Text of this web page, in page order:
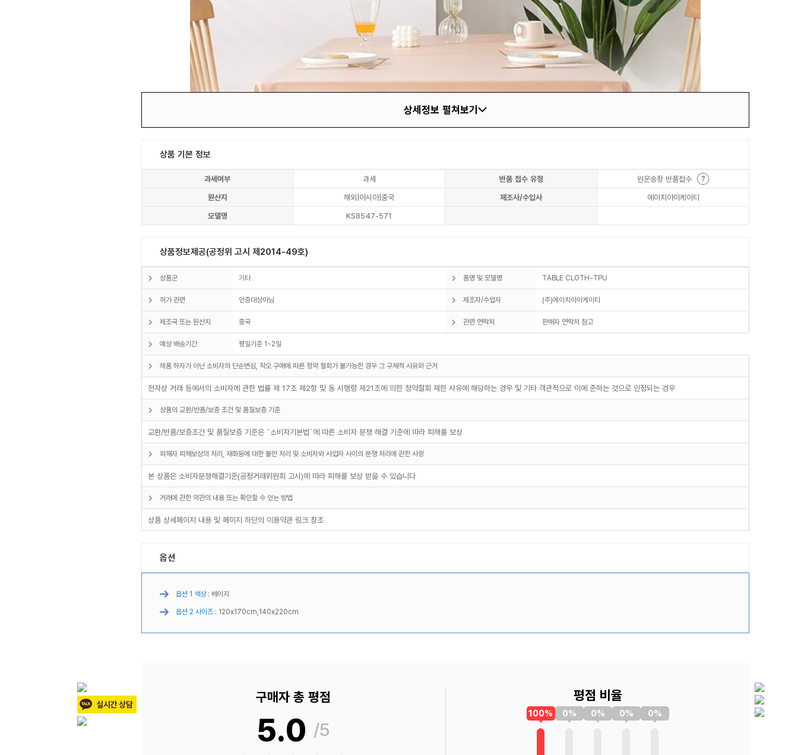
상세정보 펼쳐보기
상품 기본 정보
과세여부 과세 반품 접수 유형
원운송장 반품접수
원산지
해외|아시아|중국 제조사/수입사
에이치아이케이티
모델명
KS8547-571
상품정보제공(공정위 고시 제2014-49호)
상품군 기타 품명 및 모델명 TABLE CLOTH-TPU
허가 관련 인증대상아님 제조자/수입자 (주)에이치아이케이티
제조국 또는 원산지 중국 관련 연락처 판매자 연락처 참고
예상 배송기간 평일기준 1~2일
제품 하자가 아닌 소비자의 단순변심, 착오 구매에 따른 청약 철회가 불가능한 경우 그 구체적 사유와 근거
전자상 거래 등에서의 소비자에 관한 법률 제 17조 제2항 및 동 시행령 제21조에 의한 청약철회 제한 사유에 해당하는 경우 및 기타 객관적으로 이에 준하는 것으로 인정되는 경우
상품의 교환/반품/보증 조건 및 품질보증 기준
교환/반품/보증조건 및 품질보증 기준은 `소비자기본법`에 따른 소비자 분쟁 해결 기준에 따라 피해를 보상
피해자 피해보상의 처리, 재화등에 대한 불만 처리 및 소비자와 사업자 사이의 분쟁 처리에 관한 사항
본 상품은 소비자분쟁해결기준(공정거래위원회 고시)에 따라 피해를 보상 받을 수 있습니다
거래에 관한 약관의 내용 또는 확인할 수 있는 방법
상품 상세페이지 내용 및 페이지 하단의 이용약관 링크 참조
옵션
옵션 1 색상 : 베이지
옵션 2 사이즈 : 120x170cm,140x220cm
구매자 총 평점
5.0 /5
평점 비율
100% 0% 0% 0% 0%